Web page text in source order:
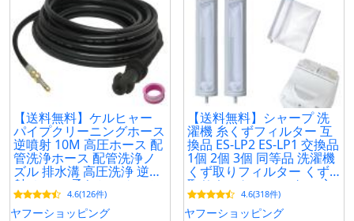
【送料無料】ケルヒャー
パイプクリーニングホース
逆噴射 10M 高圧ホース 配
管洗浄ホース 配管洗浄ノ
ズル 排水溝 高圧洗浄 逆噴
射 ホース 柔らかい ケルヒ
ャー ホース 互換
4.6(126件)
ヤフーショッピング
【送料無料】シャープ 洗
濯機 糸くずフィルター 互
換品 ES-LP2 ES-LP1 交換品
1個 2個 3個 同等品 洗濯機
くず取りフィルター くず
取りネット フィルター 交
換用 SHARP 旧型
4.6(318件)
ヤフーショッピング